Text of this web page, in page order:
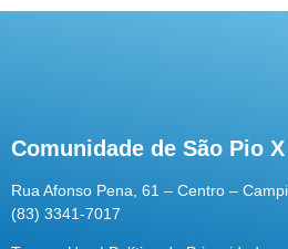
Comunidade de São Pio X
Rua Afonso Pena, 61 – Centro –
(83) 3341-7017